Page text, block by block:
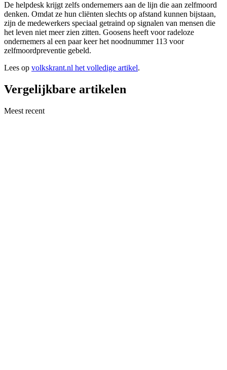
De helpdesk krijgt zelfs ondernemers aan de lijn die aan zelfmoord
denken. Omdat ze hun cliënten slechts op afstand kunnen bijstaan,
zijn de medewerkers speciaal getraind op signalen van mensen die
het leven niet meer zien zitten. Goosens heeft voor radeloze
ondernemers al een paar keer het noodnummer 113 voor
zelfmoordpreventie gebeld.
Lees op volkskrant.nl het volledige artikel.
Vergelijkbare artikelen
Meest recent